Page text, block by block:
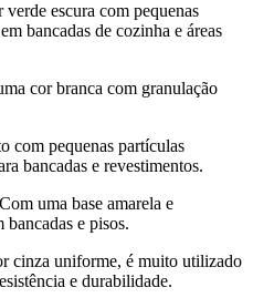
verde escura com pequenas
bancadas de cozinha e áreas
cor branca com granulação
com pequenas partículas
bancadas e revestimentos.
Com uma base amarela e
e pisos.
cinza uniforme, é muito utilizado
e durabilidade.